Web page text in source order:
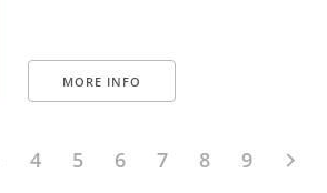
MORE INFO
4 5 6 7 8 9